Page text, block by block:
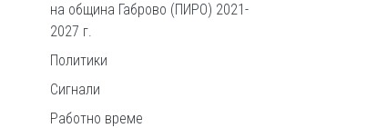
на община Габрово (ПИРО) 2021-
2027 г.
Политики
Сигнали
Работно време